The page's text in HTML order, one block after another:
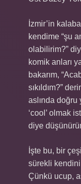
İzmir’in
kendime “şu
olabilirim?”
komik anları
bakarım,
sıkıldım?”
aslında doğru
‘cool’ olmak
diye
İşte bu, bir
sürekli kendini
Çünkü ucup,